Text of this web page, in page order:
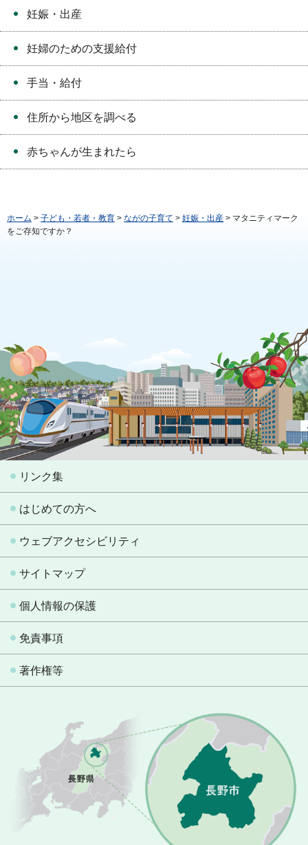
妊娠・出産
妊婦のための支援給付
手当・給付
住所から地区を調べる
赤ちゃんが生まれたら
ホーム > 子ども・若者・教育 > ながの子育て > 妊娠・出産 > マタニティマーク
をご存知ですか？
リンク集
はじめての方へ
ウェブアクセシビリティ
サイトマップ
個人情報の保護
免責事項
著作権等